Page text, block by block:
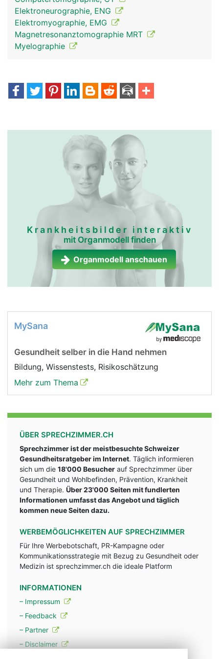
Spinalnerven Frau Spinalnerven Mann
Elektroneurographie, ENG
Elektromyographie, EMG
Magnetresonanztomographie MRT
Myelographie
Krankheitsbilder interaktiv
mit Organmodell finden
Organmodell anschauen
MySana
Gesundheit selber in die Hand nehmen
Bildung, Wissenstests, Risikoschätzung
Mehr zum Thema
ÜBER SPRECHZIMMER.CH
Sprechzimmer ist der meistbesuchte Schweizer
Gesundheitsratgeber im Internet. Täglich informieren
sich um die 18'000 Besucher auf Sprechzimmer über
Gesundheit und Wohlbefinden, Prävention, Krankheit
und Therapie. Über 23'000 Seiten mit fundlerten
Informationen umfasst das Angebot und täglich
kommen neue Seiten dazu.
WERBEMÖGLICHKEITEN AUF SPRECHZIMMER
Für Ihre Werbebotschaft, PR-Kampagne oder
Kommunikationsstrategie mit Bezug zu Gesundheit oder
Medizin ist sprechzimmer.ch die ideale Platform
INFORMATIONEN
– Impressum
– Feedback
– Partner
– Disclaimer